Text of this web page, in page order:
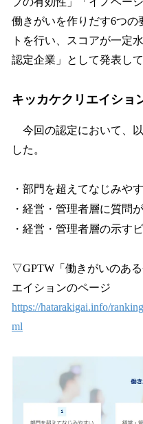
働きがいを作りだす6つ
トを行い、スコアが一定
認定企業」として発表して
キッカケクリエイショ
今回の認定において、
した。
・部門を超えてなじみや
・経営・管理者層に質問
・経営・管理者層の示す
▽GPTW「働きがいのあ
エイションのページ
https://hatarakigai.info/
ml